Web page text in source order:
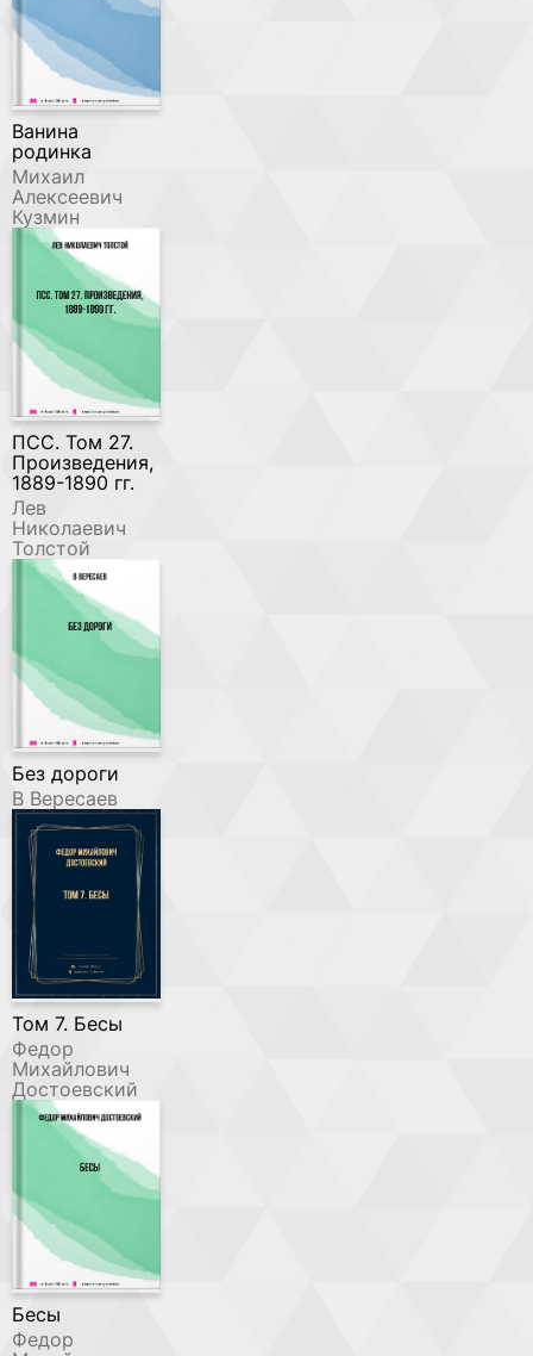
Ванина
родинка
Михаил
Алексеевич
Кузмин
ПСС. Том 27.
Произведения,
1889-1890 гг.
Лев
Николаевич
Толстой
Без дороги
В Вересаев
Том 7. Бесы
Федор
Михайлович
Достоевский
Бесы
Федор